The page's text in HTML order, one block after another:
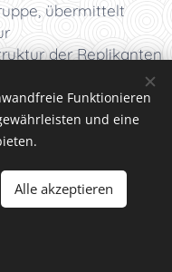
übermittelt
der Replikanten
mit
die
als "Umkodierung"
haben. Sie
Replikanten auf
der
Funktionieren
und eine
Alle akzeptieren